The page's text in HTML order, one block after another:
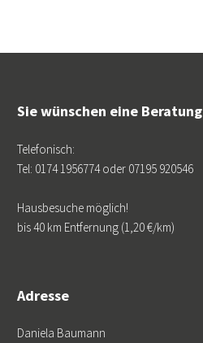
Sie wünschen eine Beratung
Telefonisch:
Tel: 0174 1956774 oder 07195 920546
Hausbesuche möglich!
bis 40 km Entfernung (1,20 €/km)
Adresse
Daniela Baumann